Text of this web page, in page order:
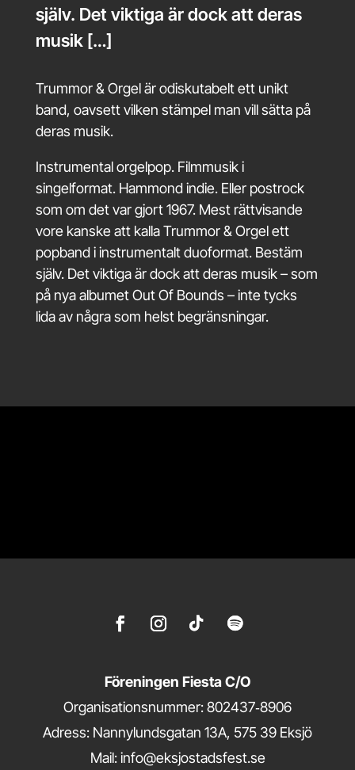
själv. Det viktiga är dock att deras
musik […]
Trummor & Orgel är odiskutabelt ett unikt
band, oavsett vilken stämpel man vill sätta på
deras musik.
Instrumental orgelpop. Filmmusik i
singelformat. Hammond indie. Eller postrock
som om det var gjort 1967. Mest rättvisande
vore kanske att kalla Trummor & Orgel ett
popband i instrumentalt duoformat. Bestäm
själv. Det viktiga är dock att deras musik – som
på nya albumet Out Of Bounds – inte tycks
lida av några som helst begränsningar.
Föreningen Fiesta C/O
Organisationsnummer: 802437‑8906
Adress: Nannylundsgatan 13A, 575 39 Eksjö
Mail: info@eksjostadsfest.se